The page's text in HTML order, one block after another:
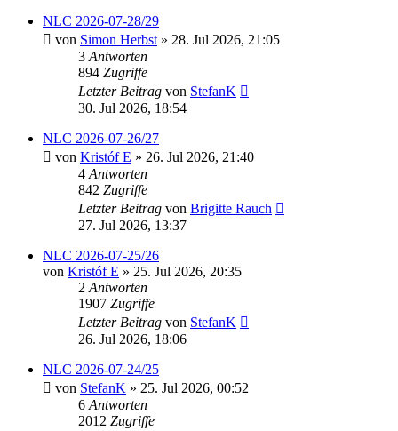
NLC 2026-07-28/29
von Simon Herbst » 28. Jul 2026, 21:05
3 Antworten
894 Zugriffe
Letzter Beitrag von StefanK
30. Jul 2026, 18:54
NLC 2026-07-26/27
von Kristóf E » 26. Jul 2026, 21:40
4 Antworten
842 Zugriffe
Letzter Beitrag von Brigitte Rauch
27. Jul 2026, 13:37
NLC 2026-07-25/26
von Kristóf E » 25. Jul 2026, 20:35
2 Antworten
1907 Zugriffe
Letzter Beitrag von StefanK
26. Jul 2026, 18:06
NLC 2026-07-24/25
von StefanK » 25. Jul 2026, 00:52
6 Antworten
2012 Zugriffe